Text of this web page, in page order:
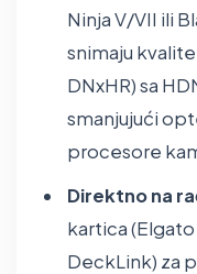
Ninja V/VII ili
snimaju
DNxHR) sa
smanjujući
procesore
Direktno na
kartica
DeckLink) za